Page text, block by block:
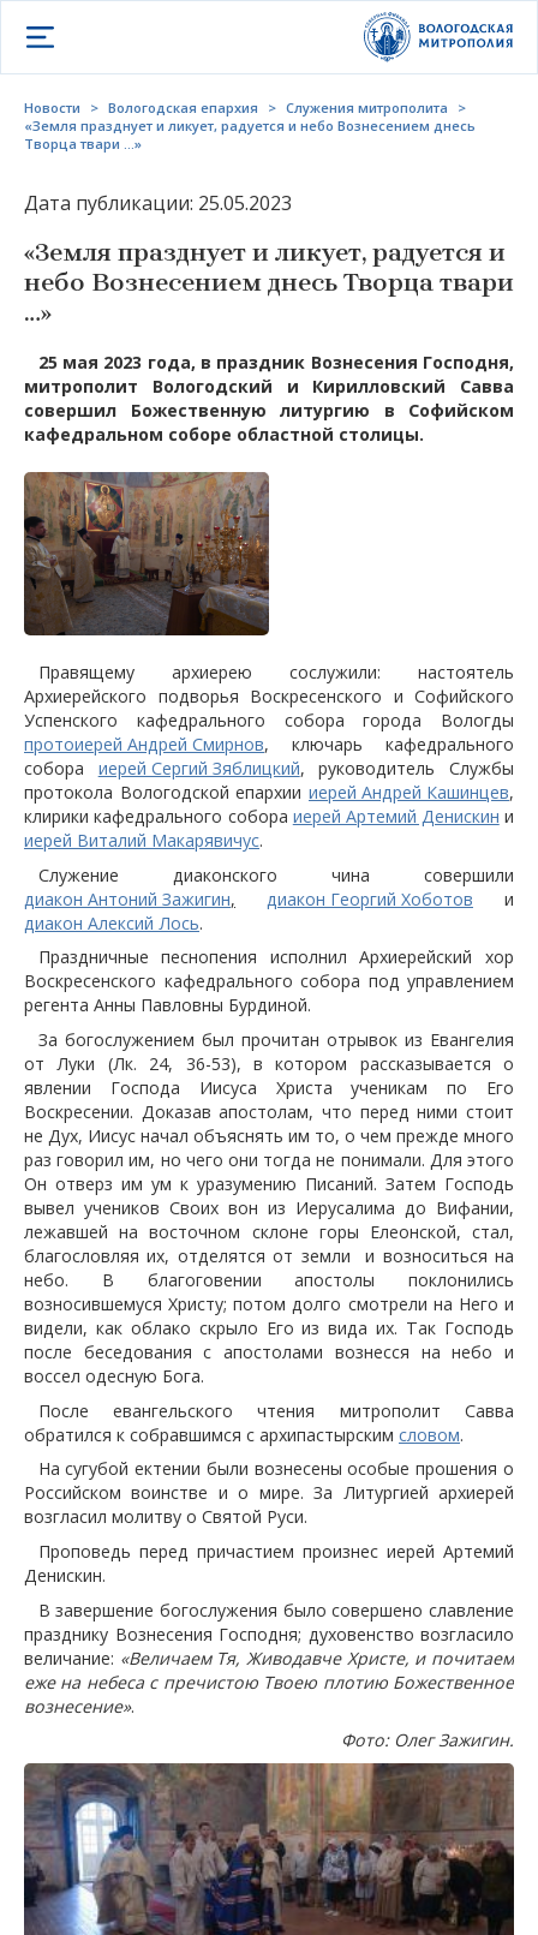
Открыть меню
Новости > Вологодская епархия > Служения митрополита
>
«Земля празднует и ликует, радуется и небо Вознесением днесь
Творца твари …»
Дата публикации: 25.05.2023
«Земля празднует и ликует, радуется и
небо Вознесением днесь Творца твари
…»
25 мая 2023 года, в праздник Вознесения Господня,
митрополит Вологодский и Кирилловский Савва
совершил Божественную литургию в Софийском
кафедральном соборе областной столицы.
Правящему архиерею сослужили: настоятель
Архиерейского подворья Воскресенского и Софийского
Успенского кафедрального собора города Вологды
протоиерей Андрей Смирнов, ключарь кафедрального
собора иерей Сергий Зяблицкий, руководитель Службы
протокола Вологодской епархии иерей Андрей Кашинцев,
клирики кафедрального собора иерей Артемий Денискин и
иерей Виталий Макарявичус.
Служение диаконского чина совершили
диакон Антоний Зажигин, диакон Георгий Хоботов и
диакон Алексий Лось.
Праздничные песнопения исполнил Архиерейский хор
Воскресенского кафедрального собора под управлением
регента Анны Павловны Бурдиной.
За богослужением был прочитан отрывок из Евангелия
от Луки (Лк. 24, 36-53), в котором рассказывается о
явлении Господа Иисуса Христа ученикам по Его
Воскресении. Доказав апостолам, что перед ними стоит
не Дух, Иисус начал объяснять им то, о чем прежде много
раз говорил им, но чего они тогда не понимали. Для этого
Он отверз им ум к уразумению Писаний. Затем Господь
вывел учеников Своих вон из Иерусалима до Вифании,
лежавшей на восточном склоне горы Елеонской, стал,
благословляя их, отделятся от земли и возноситься на
небо. В благоговении апостолы поклонились
возносившемуся Христу; потом долго смотрели на Него и
видели, как облако скрыло Его из вида их. Так Господь
после беседования с апостолами вознесся на небо и
воссел одесную Бога.
После евангельского чтения митрополит Савва
обратился к собравшимся с архипастырским словом.
На сугубой ектении были вознесены особые прошения о
Российском воинстве и о мире. За Литургией архиерей
возгласил молитву о Святой Руси.
Проповедь перед причастием произнес иерей Артемий
Денискин.
В завершение богослужения было совершено славление
празднику Вознесения Господня; духовенство возгласило
величание: «Величаем Тя, Живодавче Христе, и почитаем
еже на небеса с пречистою Твоею плотию Божественное
вознесение».
Фото: Олег Зажигин.